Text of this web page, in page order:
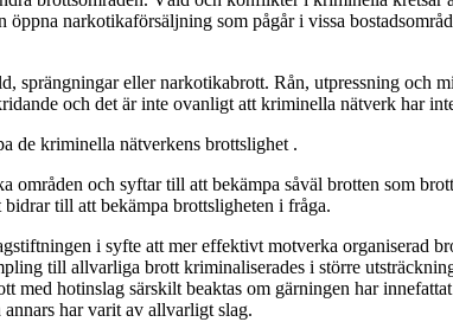
narkotikaförsäljning som pågår i vissa
eller narkotikabrott. Rån, utpressning och
och det är inte ovanligt att kriminella nätverk har
de kriminella nätverkens brottslighet .
och syftar till att bekämpa såväl brotten som
till att bekämpa brottsligheten i fråga.
i syfte att mer effektivt motverka organiserad
till allvarliga brott kriminaliserades i större
hotinslag särskilt beaktas om gärningen har
har varit av allvarligt slag.